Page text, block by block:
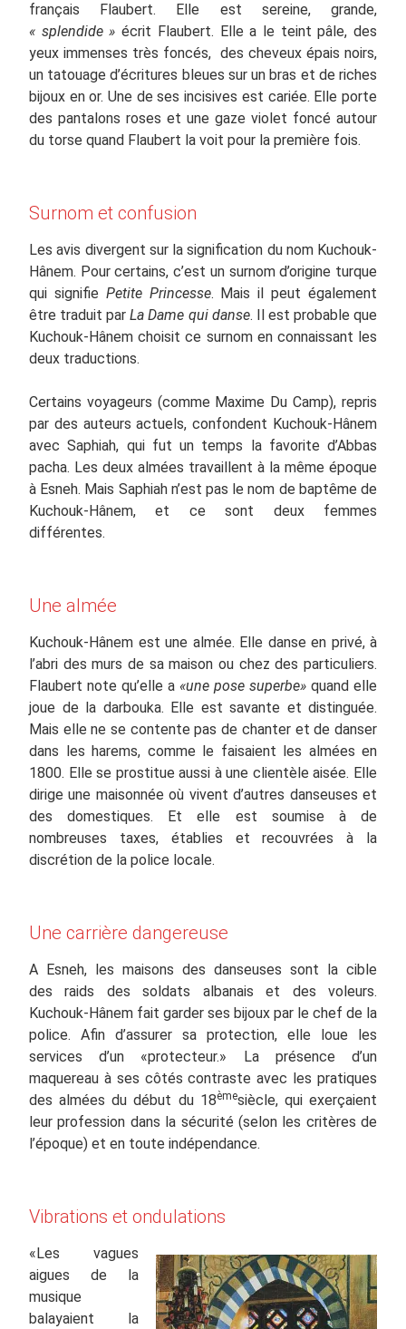
français Flaubert. Elle est sereine, grande,
« splendide » écrit Flaubert. Elle a le teint pâle, des
yeux immenses très foncés, des cheveux épais noirs,
un tatouage d’écritures bleues sur un bras et de riches
bijoux en or. Une de ses incisives est cariée. Elle porte
des pantalons roses et une gaze violet foncé autour
du torse quand Flaubert la voit pour la première fois.
Surnom et confusion
Les avis divergent sur la signification du nom Kuchouk-
Hânem. Pour certains, c’est un surnom d’origine turque
qui signifie Petite Princesse. Mais il peut également
être traduit parLa Dame qui danse. Il est probable que
Kuchouk-Hânem choisit ce surnom en connaissant les
deux traductions.
Certains voyageurs (comme Maxime Du Camp), repris
par des auteurs actuels, confondent Kuchouk-Hânem
avec Saphiah, qui fut un temps la favorite d’Abbas
pacha. Les deux almées travaillent à la même époque
à Esneh. Mais Saphiah n’est pas le nom de baptême de
Kuchouk-Hânem, et ce sont deux femmes
différentes.
Une almée
Kuchouk-Hânem est une almée. Elle danse en privé, à
l’abri des murs de sa maison ou chez des particuliers.
Flaubert note qu’elle a «une pose superbe» quand elle
joue de la darbouka. Elle est savante et distinguée.
Mais elle ne se contente pas de chanter et de danser
dans les harems, comme le faisaient les almées en
1800. Elle se prostitue aussi à une clientèle aisée. Elle
dirige une maisonnée où vivent d’autres danseuses et
des domestiques. Et elle est soumise à de
nombreuses taxes, établies et recouvrées à la
discrétion de la police locale.
Une carrière dangereuse
A Esneh, les maisons des danseuses sont la cible
des raids des soldats albanais et des voleurs.
Kuchouk-Hânem fait garder ses bijoux par le chef de la
police. Afin d’assurer sa protection, elle loue les
services d’un «protecteur.» La présence d’un
maquereau à ses côtés contraste avec les pratiques
des almées du début du 18èmesiècle, qui exerçaient
leur profession dans la sécurité (selon les critères de
l’époque) et en toute indépendance.
Vibrations et ondulations
«Les vagues
aigues de la
musique
balayaient la